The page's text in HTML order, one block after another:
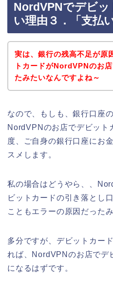
NordVPNでデビ
い理由３．「支払
実は、銀行の残高不足が原
トカードがNordVPNのお
たみたいなんですよね～
なので、もしも、銀行口座
NordVPNのお店でデビット
度、ご自身の銀行口座にお
スメします。
私の場合はどうやら、、
ビットカードの引き落とし
こともエラーの原因だった
多分ですが、デビットカー
れば、NordVPNのお店でデ
になるはずです。